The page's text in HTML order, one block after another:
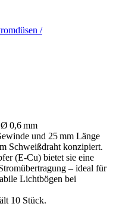
/
0,6 mm
und 25 mm Länge
Schweißdraht konzipiert.
(E-Cu) bietet sie eine
– ideal für
Lichtbögen bei
10 Stück.